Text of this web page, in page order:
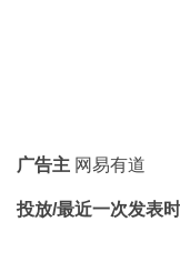
广告主 网易有道
投放/最近一次发表